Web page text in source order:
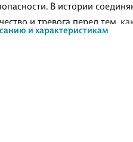
В истории
и тревога перед тем,
чужим и
и характеристикам